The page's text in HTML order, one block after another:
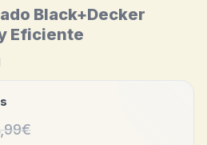
Black+Decker
Eficiente
€